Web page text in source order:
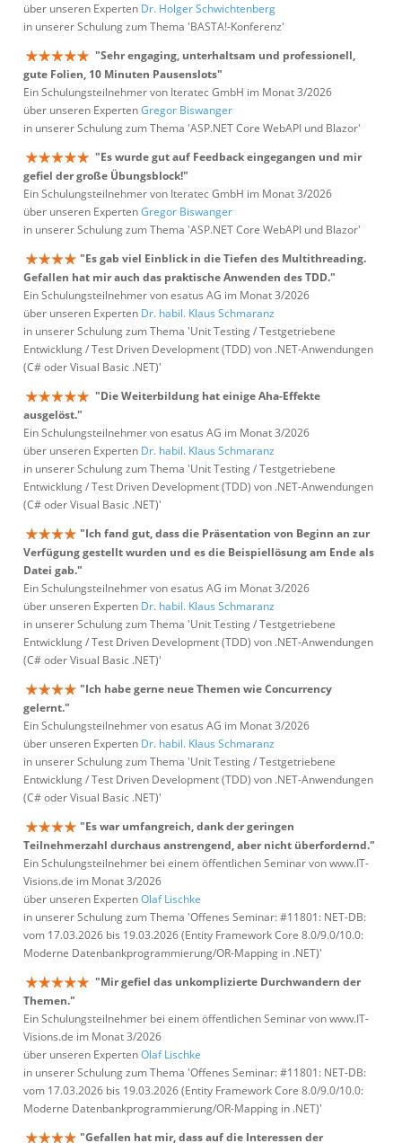
über unseren Experten Dr. Holger Schwichtenberg
in unserer Schulung zum Thema 'BASTA!-Konferenz'
"Sehr engaging, unterhaltsam und professionell,
gute Folien, 10 Minuten Pausenslots"
Ein Schulungsteilnehmer von Iteratec GmbH im Monat 3/2026
über unseren ExpertenGregor Biswanger
in unserer Schulung zum Thema 'ASP.NET Core WebAPI und Blazor'
"Es wurde gut auf Feedback eingegangen und mir
gefiel der große Übungsblock!"
Ein Schulungsteilnehmer von Iteratec GmbH im Monat 3/2026
über unseren ExpertenGregor Biswanger
in unserer Schulung zum Thema 'ASP.NET Core WebAPI und Blazor'
"Es gab viel Einblick in die Tiefen des Multithreading.
Gefallen hat mir auch das praktische Anwenden des TDD."
Ein Schulungsteilnehmer von esatus AG im Monat 3/2026
über unseren Experten Dr. habil. Klaus Schmaranz
in unserer Schulung zum Thema 'Unit Testing / Testgetriebene
Entwicklung / Test Driven Development (TDD) von .NET-Anwendungen
(C# oder Visual Basic .NET)'
"Die Weiterbildung hat einige Aha-Effekte
ausgelöst."
Ein Schulungsteilnehmer von esatus AG im Monat 3/2026
über unseren Experten Dr. habil. Klaus Schmaranz
in unserer Schulung zum Thema 'Unit Testing / Testgetriebene
Entwicklung / Test Driven Development (TDD) von .NET-Anwendungen
(C# oder Visual Basic .NET)'
"Ich fand gut, dass die Präsentation von Beginn an zur
Verfügung gestellt wurden und es die Beispiellösung am Ende als
Datei gab."
Ein Schulungsteilnehmer von esatus AG im Monat 3/2026
über unseren Experten Dr. habil. Klaus Schmaranz
in unserer Schulung zum Thema 'Unit Testing / Testgetriebene
Entwicklung / Test Driven Development (TDD) von .NET-Anwendungen
(C# oder Visual Basic .NET)'
"Ich habe gerne neue Themen wie Concurrency
gelernt."
Ein Schulungsteilnehmer von esatus AG im Monat 3/2026
über unseren Experten Dr. habil. Klaus Schmaranz
in unserer Schulung zum Thema 'Unit Testing / Testgetriebene
Entwicklung / Test Driven Development (TDD) von .NET-Anwendungen
(C# oder Visual Basic .NET)'
"Es war umfangreich, dank der geringen
Teilnehmerzahl durchaus anstrengend, aber nicht überfordernd."
Ein Schulungsteilnehmer bei einem öffentlichen Seminar von www.IT-
Visions.de im Monat 3/2026
über unseren ExpertenOlaf Lischke
in unserer Schulung zum Thema 'Offenes Seminar: #11801: NET-DB:
vom 17.03.2026 bis 19.03.2026 (Entity Framework Core 8.0/9.0/10.0:
Moderne Datenbankprogrammierung/OR-Mapping in .NET)'
"Mir gefiel das unkomplizierte Durchwandern der
Themen."
Ein Schulungsteilnehmer bei einem öffentlichen Seminar von www.IT-
Visions.de im Monat 3/2026
über unseren ExpertenOlaf Lischke
in unserer Schulung zum Thema 'Offenes Seminar: #11801: NET-DB:
vom 17.03.2026 bis 19.03.2026 (Entity Framework Core 8.0/9.0/10.0:
Moderne Datenbankprogrammierung/OR-Mapping in .NET)'
"Gefallen hat mir, dass auf die Interessen der